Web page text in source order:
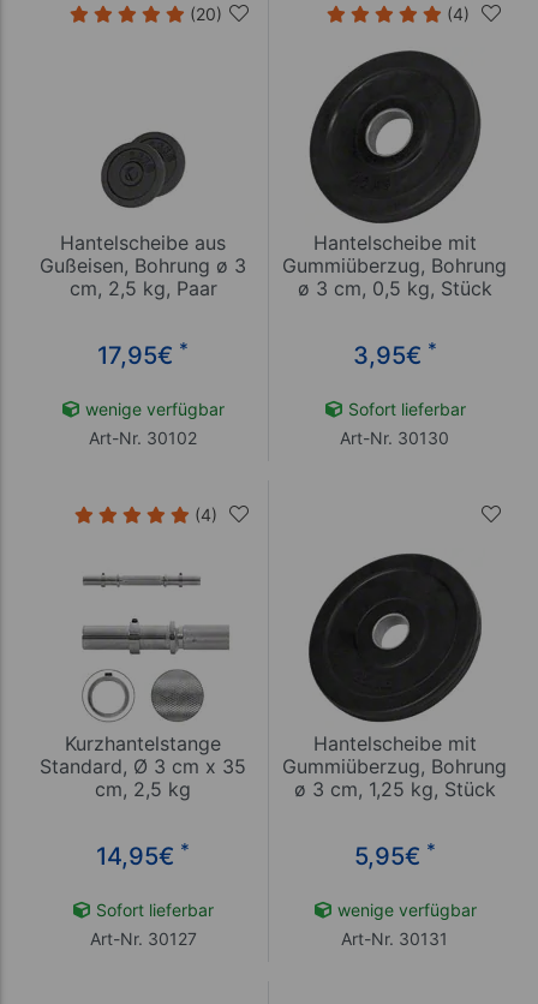
(20)
Hantelscheibe aus
Gußeisen, Bohrung ø 3
cm, 2,5 kg, Paar
17,95€ *
wenige verfügbar
Art-Nr. 30102
(4)
Hantelscheibe mit
Gummiüberzug, Bohrung
ø 3 cm, 0,5 kg, Stück
3,95€ *
Sofort lieferbar
Art-Nr. 30130
(4)
Kurzhantelstange
Standard, Ø 3 cm x 35
cm, 2,5 kg
14,95€ *
Sofort lieferbar
Art-Nr. 30127
Hantelscheibe mit
Gummiüberzug, Bohrung
ø 3 cm, 1,25 kg, Stück
5,95€ *
wenige verfügbar
Art-Nr. 30131